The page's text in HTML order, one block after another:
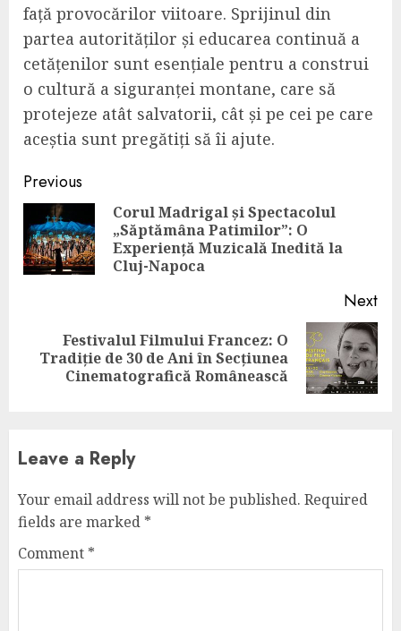
față provocărilor viitoare. Sprijinul din
partea autorităților și educarea continuă a
cetățenilor sunt esențiale pentru a construi
o cultură a siguranței montane, care să
protejeze atât salvatorii, cât și pe cei pe care
aceștia sunt pregătiți să îi ajute.
Continue
Reading
Previous
Corul Madrigal și Spectacolul
„Săptămâna Patimilor”: O
Experiență Muzicală Inedită la
Cluj-Napoca
Next
Next
Festivalul Filmului Francez: O
Tradiție de 30 de Ani în Secțiunea
Cinematografică Românească
Leave a Reply
Your email address will not be published. Required
fields are marked *
Comment *